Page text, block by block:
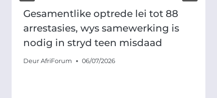
Gesamentlike optrede lei tot 88
arrestasies, wys samewerking is
nodig in stryd teen misdaad
Deur AfriForum 06/07/2026